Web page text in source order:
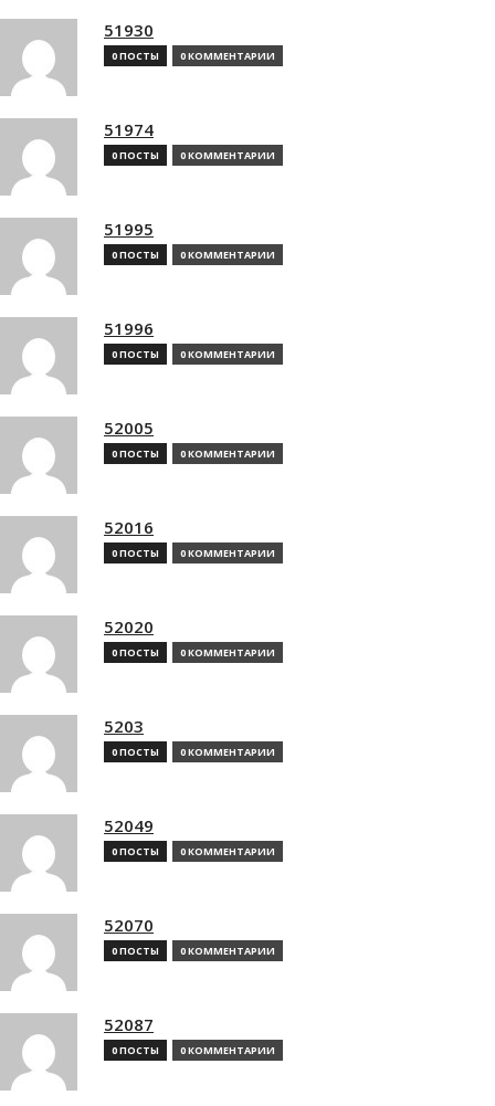
51930
0 ПОСТЫ 0 КОММЕНТАРИИ
51974
0 ПОСТЫ 0 КОММЕНТАРИИ
51995
0 ПОСТЫ 0 КОММЕНТАРИИ
51996
0 ПОСТЫ 0 КОММЕНТАРИИ
52005
0 ПОСТЫ 0 КОММЕНТАРИИ
52016
0 ПОСТЫ 0 КОММЕНТАРИИ
52020
0 ПОСТЫ 0 КОММЕНТАРИИ
5203
0 ПОСТЫ 0 КОММЕНТАРИИ
52049
0 ПОСТЫ 0 КОММЕНТАРИИ
52070
0 ПОСТЫ 0 КОММЕНТАРИИ
52087
0 ПОСТЫ 0 КОММЕНТАРИИ